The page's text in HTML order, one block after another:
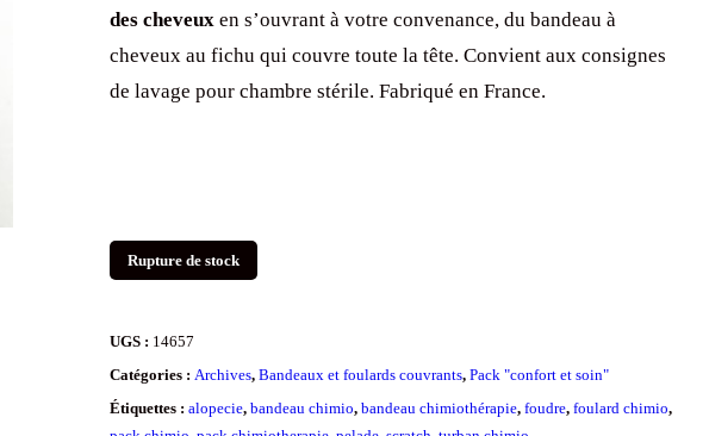
des cheveux en s’ouvrant à votre convenance, du bandeau à
cheveux au fichu qui couvre toute la tête. Convient aux consignes
de lavage pour chambre stérile. Fabriqué en France.
Rupture de stock
UGS : 14657
Catégories :Archives,Bandeaux et foulards couvrants,Pack "confort et soin"
Étiquettes :alopecie,bandeau chimio,bandeau chimiothérapie,foudre,foulard chimio,